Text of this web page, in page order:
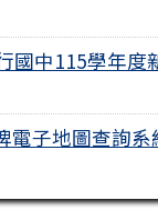
國中115學年度
電子地圖查詢系